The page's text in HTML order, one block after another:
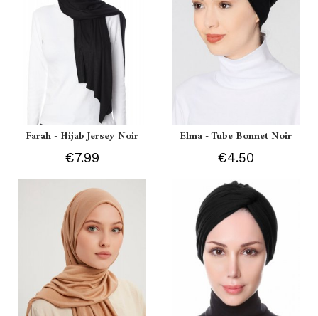
Farah - Hijab Jersey Noir
€7.99
Elma - Tube Bonnet Noir
€4.50